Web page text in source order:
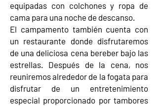
equipadas con colchones y ropa de
cama para una noche de descanso.
El campamento también cuenta con
un restaurante donde disfrutaremos
de una deliciosa cena bereber bajo las
estrellas. Después de la cena, nos
reuniremos alrededor de la fogata para
disfrutar de un entretenimiento
especial proporcionado por tambores